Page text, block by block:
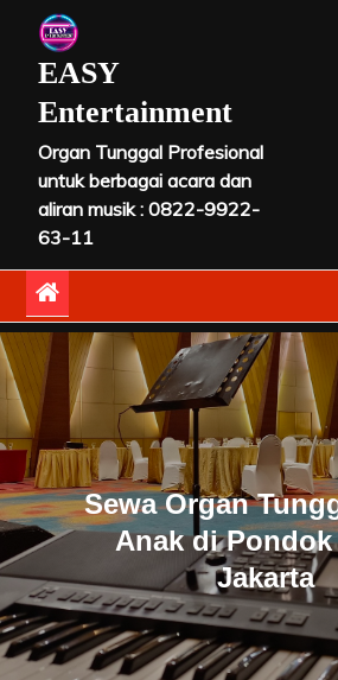
contentEASY
Entertainment
Organ Tunggal Profesional
untuk berbagai acara dan
aliran musik : 0822-9922-
63-11
Sewa Organ
Anak di
Jakarta